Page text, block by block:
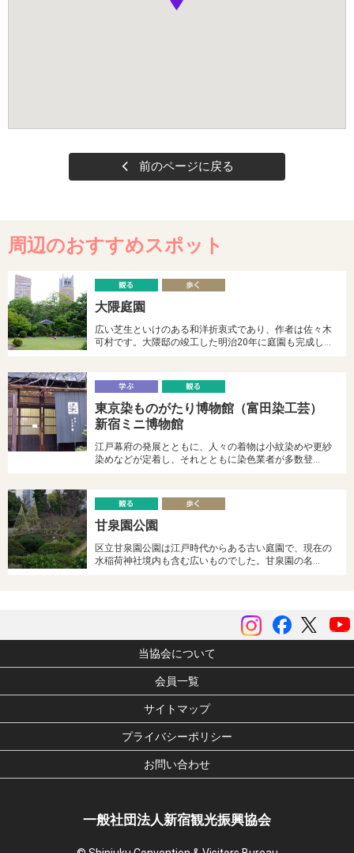
前のページに戻る
周辺のおすすめスポット
る
大隈庭園
広い芝生といけのある和洋折衷式であり、作者は佐々木
可村です。大隈邸の竣工した明治20年に庭園も完成し…
ぶ
る
東京染ものがたり博物館（富田染工芸）
新宿ミニ博物館
江戸幕府の発展とともに、人々の着物は小紋染めや更紗
染めなどが定着し、それとともに染色業者が多数登…
る
甘泉園公園
区立甘泉園公園は江戸時代からある古い庭園で、現在の
水稲荷神社境内も含む広いものでした。甘泉園の名…
ツイ
Facebook
instagram
当協会について
会員一覧
サイトマップ
プライバシーポリシー
お問い合わせ
一般社団法人新宿観光振興協会